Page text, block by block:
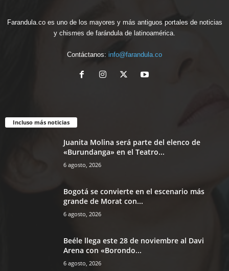
Farandula.co es uno de los mayores y más antiguos portales de noticias
y chismes de farándula de latinoamérica.
Contáctanos: info@farandula.co
Incluso más noticias
Juanita Molina será parte del elenco de
«Burundanga» en el Teatro...
6 agosto, 2026
Bogotá se convierte en el escenario más
grande de Morat con...
6 agosto, 2026
Beéle llega este 28 de noviembre al Davi
Arena con «Borondo...
6 agosto, 2026